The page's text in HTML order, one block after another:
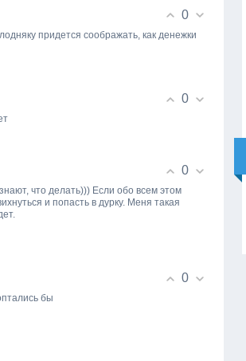
0
придется соображать, как денежки
0
0
что делать))) Если обо всем этом
и попасть в дурку. Меня такая
0
бы